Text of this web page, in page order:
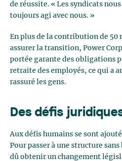
de réussite. « Les syndicats
toujours agi avec nous. »
En plus de la contribution de
assurer la transition, Power
portée garante des obligations
retraite des employés, ce qui a
rassuré les gens.
Des défis
Aux défis humains se sont
Pour passer à une structure
dû obtenir un changement